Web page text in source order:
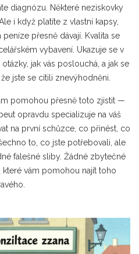
diagnózu. Některé neziskovky
i když platíte z vlastní kapsy,
přesně dávají. Kvalita se
vybavení. Ukazuje se v
jak vás poslouchá, a jak se
jste se cítili znevýhodněni.
pomohou přesně toto zjistit —
opravdu specializuje na váš
na první schůzce, co přinést, co
to, co jste potřebovali, ale
falešné sliby. Žádné zbytečné
které vám pomohou najít toho